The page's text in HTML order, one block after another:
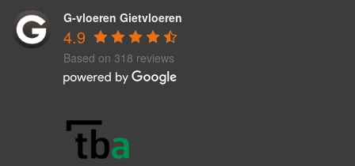
G-vloeren Gietvloeren
4.9
Based on 318 reviews